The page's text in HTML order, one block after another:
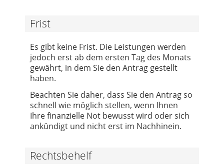
Frist
Es gibt keine Frist. Die Leistungen werden
jedoch erst ab dem ersten Tag des Monats
gewährt, in dem Sie den Antrag gestellt
haben.
Beachten Sie daher, dass Sie den Antrag so
schnell wie möglich stellen, wenn Ihnen
Ihre finanzielle Not bewusst wird oder sich
ankündigt und nicht erst im Nachhinein.
Rechtsbehelf